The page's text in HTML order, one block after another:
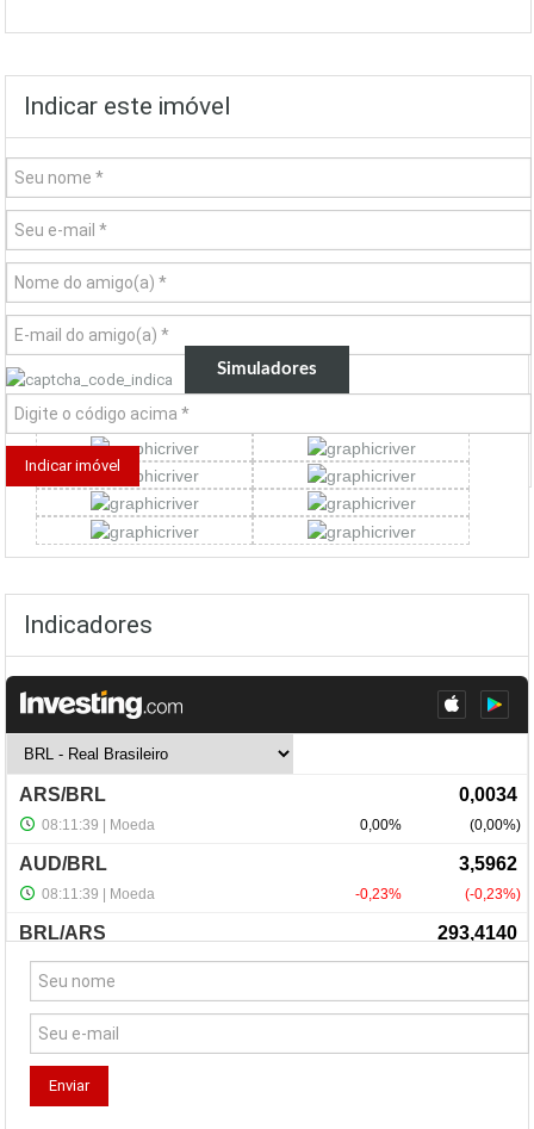
Indicar este imóvel
Simuladores
Indicadores
NewsLetter